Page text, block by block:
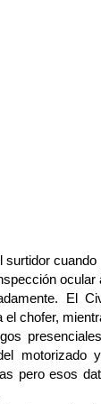
surtidor
El
el chofer,
motorizado
pero esos